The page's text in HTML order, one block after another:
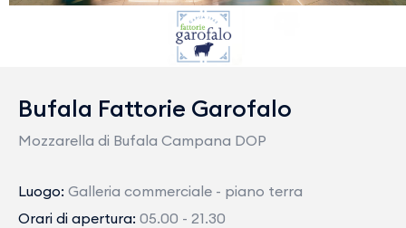
Bufala Fattorie Garofalo
Mozzarella di Bufala Campana DOP
Luogo: Galleria commerciale - piano terra
Orari di apertura: 05.00 - 21.30